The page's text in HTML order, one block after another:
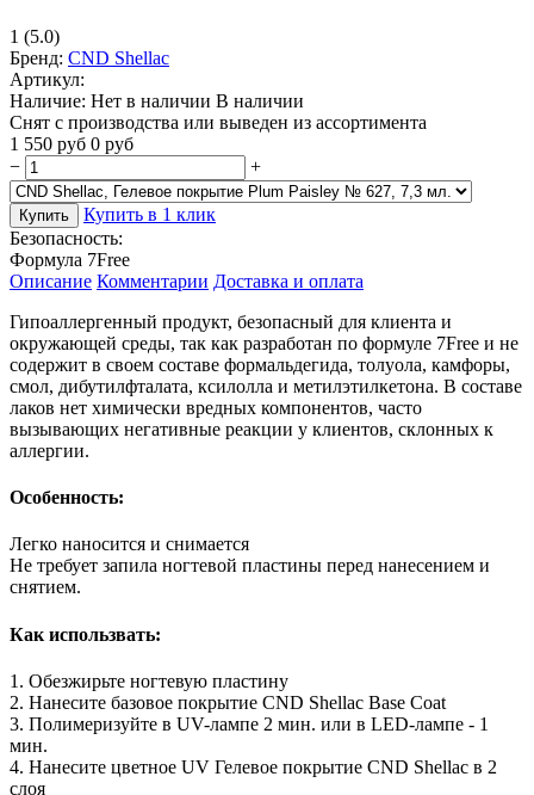
1 (5.0)
Бренд: CND Shellac
Артикул:
Наличие: Нет в наличии В наличии
Снят с производства или выведен из ассортимента
1 550 руб 0 руб
−
+
Купить
Купить в 1 клик
Безопасность:
Формула 7Free
Описание Комментарии Доставка и оплата
Гипоаллергенный продукт, безопасный для клиента и
окружающей среды, так как разработан по формуле 7Free и не
содержит в своем составе формальдегида, толуола, камфоры,
смол, дибутилфталата, ксилолла и метилэтилкетона. В составе
лаков нет химически вредных компонентов, часто
вызывающих негативные реакции у клиентов, склонных к
аллергии.
Особенность:
Легко наносится и снимается
Не требует запила ногтевой пластины перед нанесением и
снятием.
Как использвать:
1. Обезжирьте ногтевую пластину
2. Нанесите базовое покрытие CND Shellac Base Coat
3. Полимеризуйте в UV-лампе 2 мин. или в LED-лампе - 1
мин.
4. Нанесите цветное UV Гелевое покрытие CND Shellac в 2
слоя